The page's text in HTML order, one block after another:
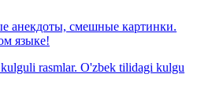
анекдоты, смешные картинки.
языке!
rasmlar. O'zbek tilidagi kulgu